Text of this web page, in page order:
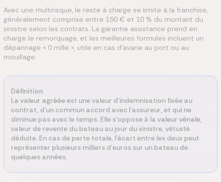
Avec une multirisque, le reste à charge se limite à la franchise,
généralement comprise entre 150 € et 10 % du montant du
sinistre selon les contrats. La garantie assistance prend en
charge le remorquage, et les meilleures formules incluent un
dépannage « 0 mille », utile en cas d'avarie au port ou au
mouillage.
Définition
La valeur agrééeest une valeur d'indemnisation fixée au
contrat, d'un commun accord avec l'assureur, et qui ne
diminue pas avec le temps. Elle s'oppose à la valeur vénale,
valeur de revente du bateau au jour du sinistre, vétusté
déduite. En cas de perte totale, l'écart entre les deux peut
représenter plusieurs milliers d'euros sur un bateau de
quelques années.